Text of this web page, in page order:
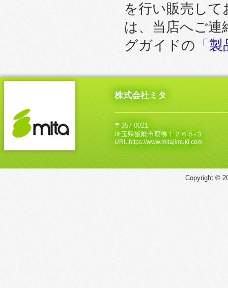
を行い販売し
は、当店へご
グガイドの 「
株式会社ミタ
〒357-0021
埼玉県飯能市双柳１２６５‐３
URL:https://www.mitajimuki.com
Copyright ©